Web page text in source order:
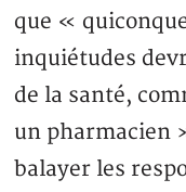
que «
inquiétudes
de la santé,
un pharmacien
balayer les